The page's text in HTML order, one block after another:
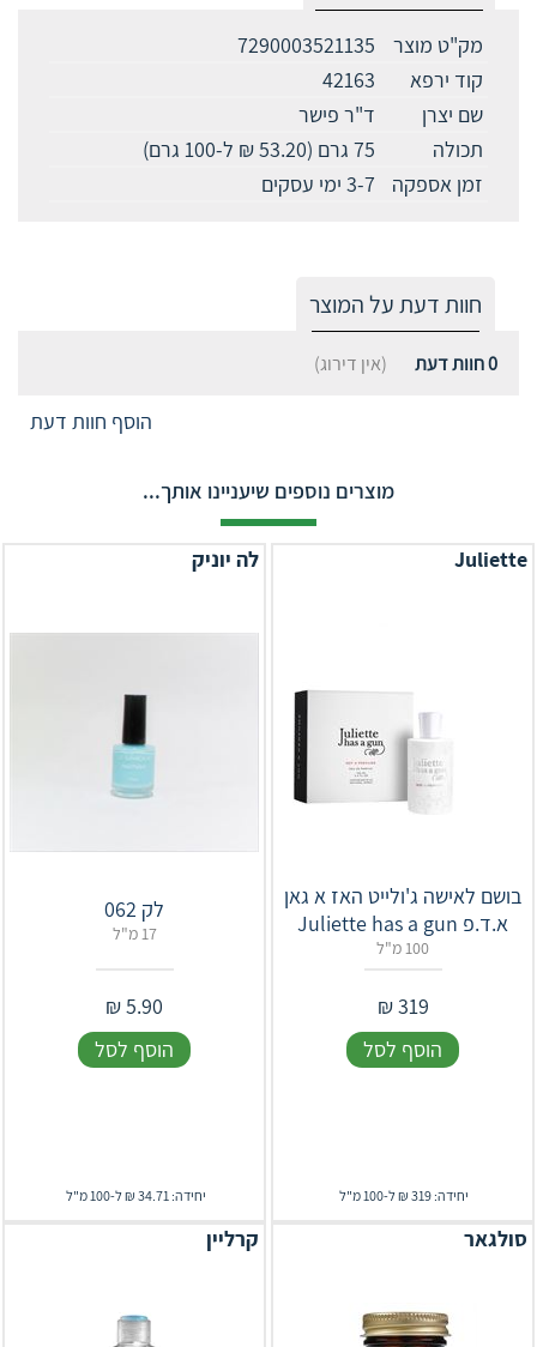
מק"ט מוצר
7290003521135
קוד ירפא
42163
שם יצרן
ד"ר פישר
תכולה
75 גרם (53.20 ₪ ל-100 גרם)
זמן אספקה
3-7 ימי עסקים
חוות דעת על המוצר
0חוות דעת (אין דירוג)
הוסף חוות דעת
מוצרים נוספים שיעניינו אותך...
Juliette
בושם לאישה ג'ולייט האז א גאן
א.ד.פ Juliette has a gun
100 מ"ל
319
₪
הוסף לסל
יחידה: 319 ₪ ל-100 מ"ל
לה יוניק
לק 062
17 מ"ל
5.90
₪
הוסף לסל
יחידה: 34.71 ₪ ל-100 מ"ל
סולגאר קרליין